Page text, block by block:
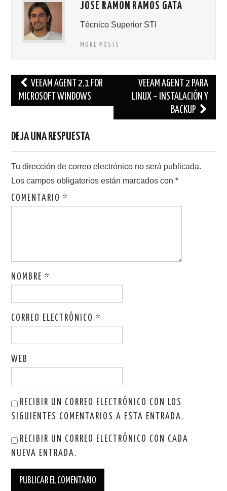
JOSE RAMON RAMOS GATA
Técnico Superior STI
MORE POSTS
Navegación
de
VEEAM AGENT 2.1 FOR
MICROSOFT WINDOWS
VEEAM AGENT 2 PARA
LINUX – INSTALACIÓN Y
BACKUP
DEJA UNA RESPUESTA
Tu dirección de correo electrónico no será publicada.
Los campos obligatorios están marcados con*
COMENTARIO*
NOMBRE*
CORREO ELECTRÓNICO*
WEB
RECIBIR UN CORREO ELECTRÓNICO CON LOS
SIGUIENTES COMENTARIOS A ESTA ENTRADA.
RECIBIR UN CORREO ELECTRÓNICO CON CADA
NUEVA ENTRADA.